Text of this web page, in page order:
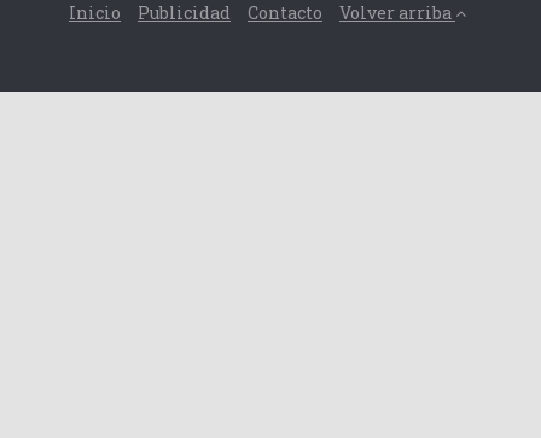
Inicio Publicidad Contacto Volver arriba